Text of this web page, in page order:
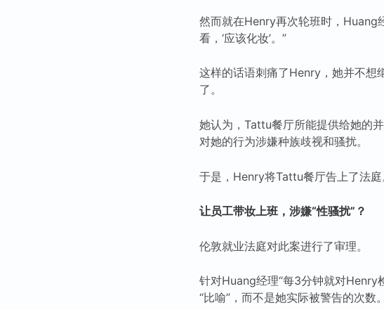
然而就在Henry再次轮班时，Huang
看，‘应该化妆’。”
这样的话语刺痛了Henry，她并不
了。
她认为，Tattu餐厅所能提供给她的
对她的行为涉嫌种族歧视和骚扰。
于是，Henry将Tattu餐厅告上了法庭
让员工带妆上班，涉嫌“性骚扰”？
伦敦就业法庭对此案进行了审理。
针对Huang经理“每3分钟就对Henry
“比喻”，而不是她实际被警告的次数。